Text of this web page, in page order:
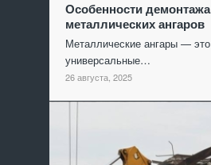
Особенности демонтажа
металлических ангаров
Металлические ангары — это
универсальные…
26 августа, 2025